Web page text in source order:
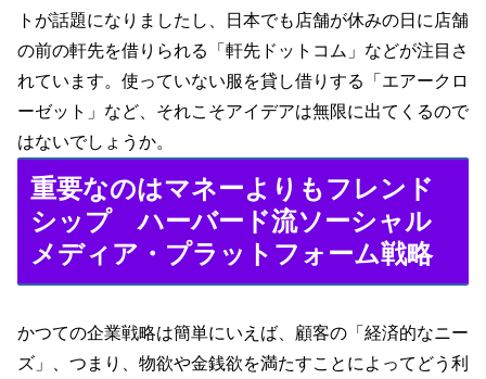
トが話題になりましたし、日本でも店舗が休みの日に店舗
の前の軒先を借りられる「軒先ドットコム」などが注目さ
れています。使っていない服を貸し借りする「エアークロ
ーゼット」など、それこそアイデアは無限に出てくるので
はないでしょうか。
重要なのはマネーよりもフレンド
シップ ハーバード流ソーシャル
メディア・プラットフォーム戦略
かつての企業戦略は簡単にいえば、顧客の「経済的なニー
ズ」、つまり、物欲や金銭欲を満たすことによってどう利